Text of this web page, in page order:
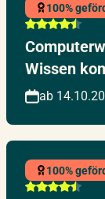
100%
Wissen
ab
100%